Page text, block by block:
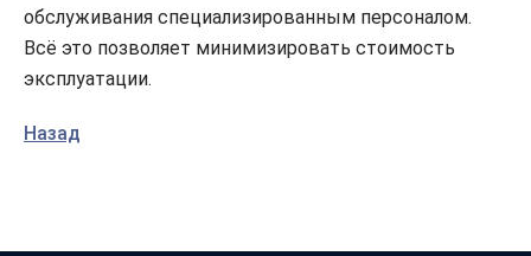
обслуживания специализированным персоналом.
Всё это позволяет минимизировать стоимость
эксплуатации.
Назад